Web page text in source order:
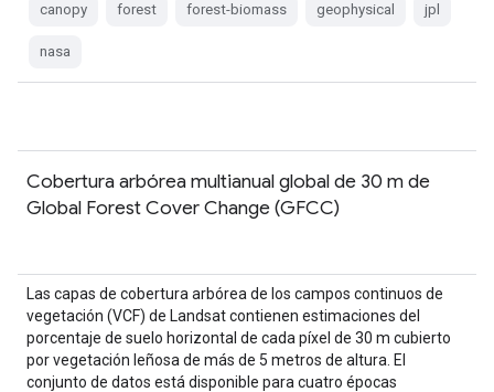
canopy forest forest-biomass geophysical jpl
nasa
Cobertura arbórea multianual global de 30 m de
Global Forest Cover Change (GFCC)
Las capas de cobertura arbórea de los campos continuos de
vegetación (VCF) de Landsat contienen estimaciones del
porcentaje de suelo horizontal de cada píxel de 30 m cubierto
por vegetación leñosa de más de 5 metros de altura. El
conjunto de datos está disponible para cuatro épocas